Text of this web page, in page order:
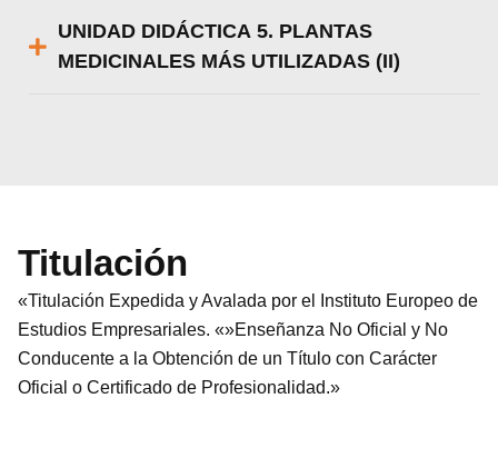
UNIDAD DIDÁCTICA 5. PLANTAS
MEDICINALES MÁS UTILIZADAS (II)
Titulación
«Titulación Expedida y Avalada por el Instituto Europeo de
Estudios Empresariales. «»Enseñanza No Oficial y No
Conducente a la Obtención de un Título con Carácter
Oficial o Certificado de Profesionalidad.»